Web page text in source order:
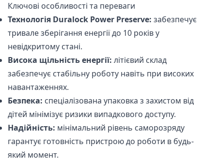
Ключові особливості та переваги
Технологія Duralock Power Preserve: забезпечує
тривале зберігання енергії до 10 років у
невідкритому стані.
Висока щільність енергії: літієвий склад
забезпечує стабільну роботу навіть при високих
навантаженнях.
Безпека: спеціалізована упаковка з захистом від
дітей мінімізує ризики випадкового доступу.
Надійність: мінімальний рівень саморозряду
гарантує готовність пристрою до роботи в будь-
який момент.